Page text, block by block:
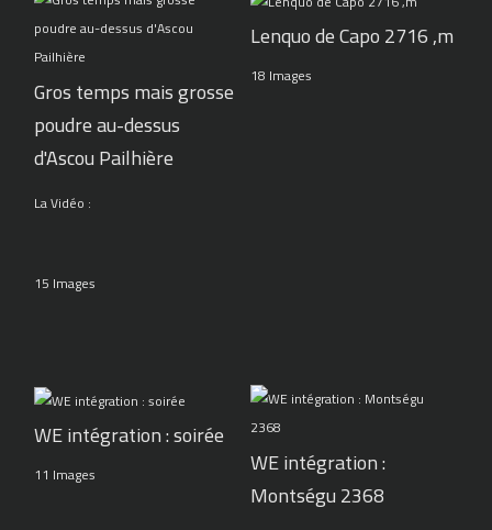
Gros temps mais grosse
poudre au-dessus
d'Ascou Pailhière
La Vidéo :
15 Images
Lenquo de Capo 2716 ,m
18 Images
WE intégration : soirée
11 Images
WE intégration :
Montségu 2368